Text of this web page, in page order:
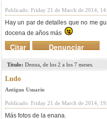
Publicado: Friday 21 de March de 2014,
Hay un par de detalles que no me
docena de años más
Denunciar
mensaje
Citar
Titulo: Denna, de los 2 a los 7 meses.
Ludo
Antiguo Usuario
Publicado: Friday 21 de March de 2014,
Más fotos de la enana.